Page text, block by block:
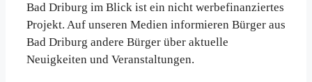
Bad Driburg im Blick ist ein nicht werbefinanziertes
Projekt. Auf unseren Medien informieren Bürger aus
Bad Driburg andere Bürger über aktuelle
Neuigkeiten und Veranstaltungen.